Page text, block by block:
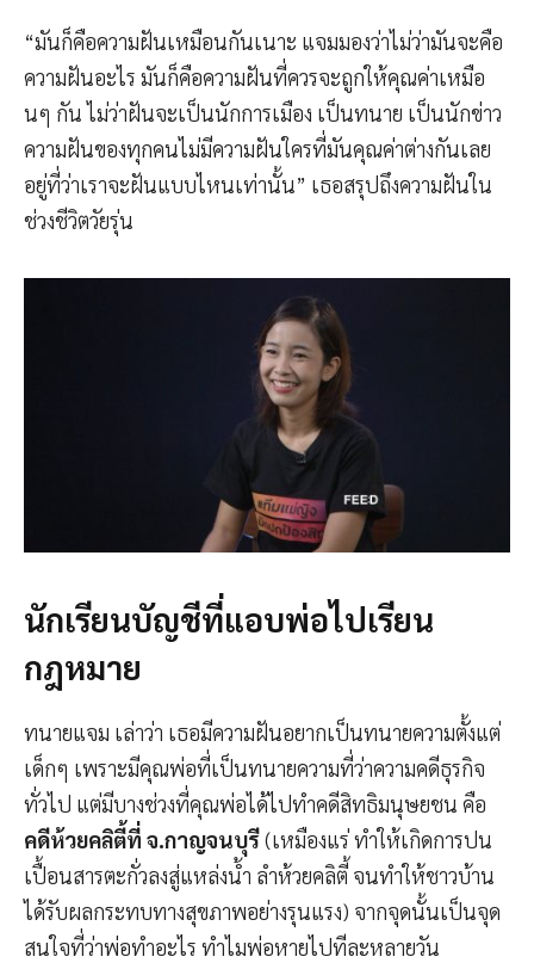
“มันก็คือความฝันเหมือนกันเนาะ แจมมองว่าไม่ว่ามันจะคือ
ความฝันอะไร มันก็คือความฝันที่ควรจะถูกให้คุณค่าเหมือ
นๆ กัน ไม่ว่าฝันจะเป็นนักการเมือง เป็นทนาย เป็นนักข่าว
ความฝันของทุกคนไม่มีความฝันใครที่มันคุณค่าต่างกันเลย
อยู่ที่ว่าเราจะฝันแบบไหนเท่านั้น” เธอสรุปถึงความฝันใน
ช่วงชีวิตวัยรุ่น
นักเรียนบัญชีที่แอบพ่อไปเรียน
กฎหมาย
ทนายแจม เล่าว่า เธอมีความฝันอยากเป็นทนายความตั้งแต่
เด็กๆ เพราะมีคุณพ่อที่เป็นทนายความที่ว่าความคดีธุรกิจ
ทั่วไป แต่มีบางช่วงที่คุณพ่อได้ไปทำคดีสิทธิมนุษยชน คือ
คดีห้วยคลิตี้ที่ จ.กาญจนบุรี(เหมืองแร่ ทำให้เกิดการปน
เปื้อนสารตะกั่วลงสู่แหล่งน้ำ ลำห้วยคลิตี้ จนทำให้ชาวบ้าน
ได้รับผลกระทบทางสุขภาพอย่างรุนแรง) จากจุดนั้นเป็นจุด
สนใจที่ว่าพ่อทำอะไร ทำไมพ่อหายไปทีละหลายวัน